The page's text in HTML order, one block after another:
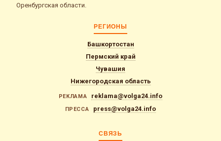
Оренбургская области.
РЕГИОНЫ
Башкортостан
Пермский край
Чувашия
Нижегородская область
РЕКЛАМА reklama@volga24.info
ПРЕССА press@volga24.info
СВЯЗЬ